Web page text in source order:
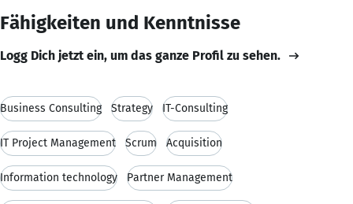
Fähigkeiten und Kenntnisse
Logg Dich jetzt ein, um das ganze Profil zu sehen.
Business Consulting Strategy IT-Consulting
IT Project Management Scrum Acquisition
Information technology Partner Management